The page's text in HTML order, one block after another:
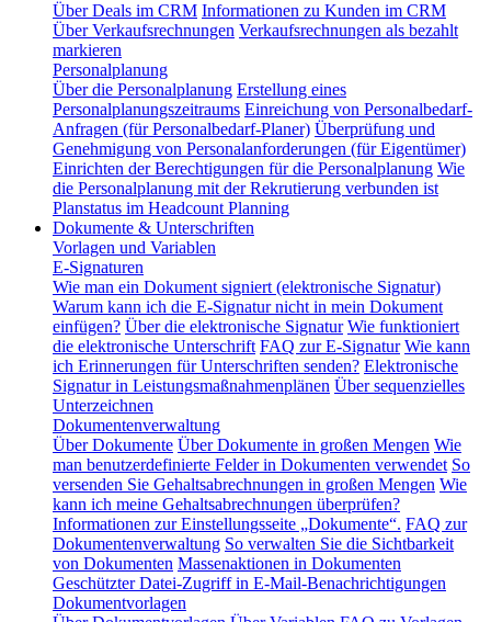
Über Deals im CRM Informationen zu Kunden im CRM
Über Verkaufsrechnungen Verkaufsrechnungen als bezahlt
markieren
Personalplanung
Über die Personalplanung Erstellung eines
Personalplanungszeitraums Einreichung von Personalbedarf-
Anfragen (für Personalbedarf-Planer) Überprüfung und
Genehmigung von Personalanforderungen (für Eigentümer)
Einrichten der Berechtigungen für die Personalplanung Wie
die Personalplanung mit der Rekrutierung verbunden ist
Planstatus im Headcount Planning
Dokumente & Unterschriften
Vorlagen und Variablen
E-Signaturen
Wie man ein Dokument signiert (elektronische Signatur)
Warum kann ich die E-Signatur nicht in mein Dokument
einfügen? Über die elektronische Signatur Wie funktioniert
die elektronische Unterschrift FAQ zur E-Signatur Wie kann
ich Erinnerungen für Unterschriften senden? Elektronische
Signatur in Leistungsmaßnahmenplänen Über sequenzielles
Unterzeichnen
Dokumentenverwaltung
Über Dokumente Über Dokumente in großen Mengen Wie
man benutzerdefinierte Felder in Dokumenten verwendet So
versenden Sie Gehaltsabrechnungen in großen Mengen Wie
kann ich meine Gehaltsabrechnungen überprüfen?
Informationen zur Einstellungsseite „Dokumente“. FAQ zur
Dokumentenverwaltung So verwalten Sie die Sichtbarkeit
von Dokumenten Massenaktionen in Dokumenten
Geschützter Datei-Zugriff in E-Mail-Benachrichtigungen
Dokumentvorlagen